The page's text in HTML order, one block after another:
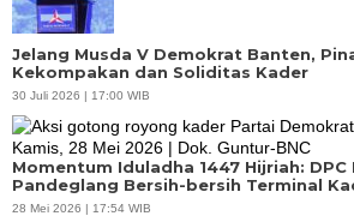
Jelang Musda V Demokrat Banten,
Kekompakan dan Soliditas Kader
30 Juli 2026 | 17:00 WIB
Momentum Iduladha 1447 Hijriah:
Pandeglang Bersih-bersih Terminal
28 Mei 2026 | 17:54 WIB